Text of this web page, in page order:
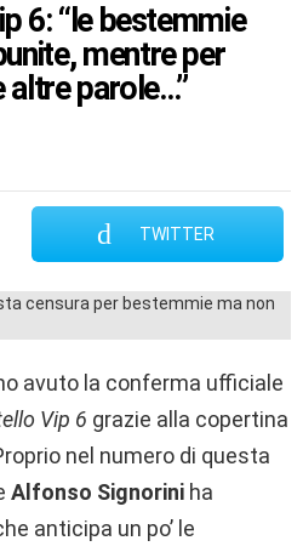
6: “le bestemmie
mentre per
altre parole…”
TWITTER
avuto la conferma ufficiale
Vip 6 grazie alla copertina
nel numero di questa
Alfonso Signorini ha
anticipa un po’ le